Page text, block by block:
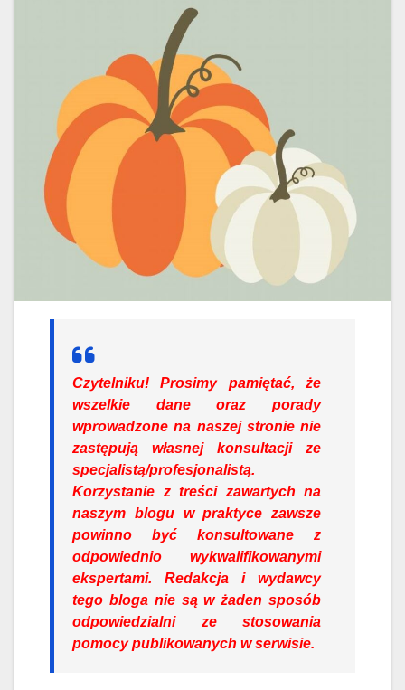
Czytelniku! Prosimy pamiętać, że
wszelkie dane oraz porady
wprowadzone na naszej stronie nie
zastępują własnej konsultacji ze
specjalistą/profesjonalistą.
Korzystanie z treści zawartych na
naszym blogu w praktyce zawsze
powinno być konsultowane z
odpowiednio wykwalifikowanymi
ekspertami. Redakcja i wydawcy
tego bloga nie są w żaden sposób
odpowiedzialni ze stosowania
pomocy publikowanych w serwisie.